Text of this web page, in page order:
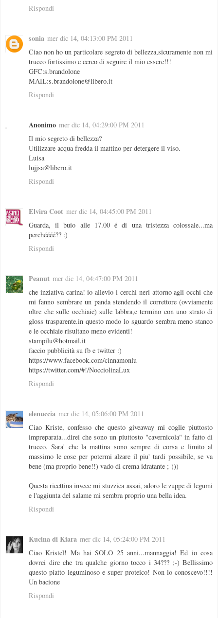
Rispondi
sonia mer dic 14, 04:13:00 PM 2011
Ciao non ho un particolare segreto di bellezza,sicuramente non mi
trucco fortissimo e cerco di seguire il mio essere!!!
GFC:s.brandolone
MAIL:s.brandolone@libero.it
Rispondi
Anonimo mer dic 14, 04:29:00 PM 2011
Il mio segreto di bellezza?
Utilizzare acqua fredda il mattino per detergere il viso.
Luisa
lujjsa@libero.it
Rispondi
Elvira Coot mer dic 14, 04:45:00 PM 2011
Guarda, il buio alle 17.00 é di una tristezza colossale...ma
perchéééé?? :)
Rispondi
Peanut mer dic 14, 04:47:00 PM 2011
che inziativa carina! io allevio i cerchi neri attorno agli occhi che
mi fanno sembrare un panda stendendo il correttore (ovviamente
oltre che sulle occhiaie) sulle labbra,e termino con uno strato di
gloss trasparente.in questo modo lo sguardo sembra meno stanco
e le occhiaie risultano meno evidenti!
stampilu@hotmail.it
faccio pubblicità su fb e twitter :)
https://www.facebook.com/cinnamonlu
https://twitter.com/#!/NocciolinaLux
Rispondi
elenuccia mer dic 14, 05:06:00 PM 2011
Ciao Kriste, confesso che questo giveaway mi coglie piuttosto
impreparata...direi che sono un piuttosto "cavernicola" in fatto di
trucco. Sara' che la mattina sono sempre di corsa e limito al
massimo le cose per potermi alzare il piu' tardi possibile, se va
bene (ma proprio bene!!) vado di crema idratante ;-)))
Questa ricettina invece mi stuzzica assai, adoro le zuppe di legumi
e l'aggiunta del salame mi sembra proprio una bella idea.
Rispondi
Kucina di Kiara mer dic 14, 05:24:00 PM 2011
Ciao Kristel! Ma hai SOLO 25 anni...mannaggia! Ed io cosa
dovrei dire che tra qualche giorno tocco i 34??? ;-) Bellissimo
questo piatto leguminoso e super proteico! Non lo conoscevo!!!!
Un bacione
Rispondi